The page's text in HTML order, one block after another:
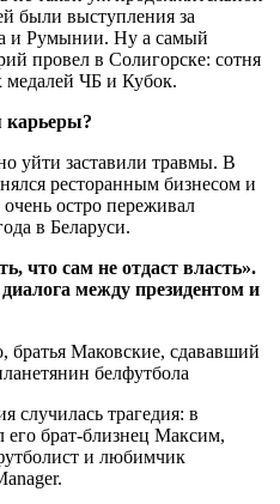
были выступления за
и Румынии. Ну а самый
провел в Солигорске: сотня
медалей ЧБ и Кубок.
карьеры?
уйти заставили травмы. В
ресторанным бизнесом и
остро переживал
в Беларуси.
что сам не отдаст власть».
между президентом и
случилась трагедия: в
его брат-близнец Максим,
и любимчик